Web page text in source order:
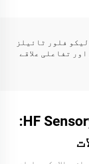
فلور ٹائیلز
تفاعلی علاقے
HF Sensory Liquid Floor Tiles: